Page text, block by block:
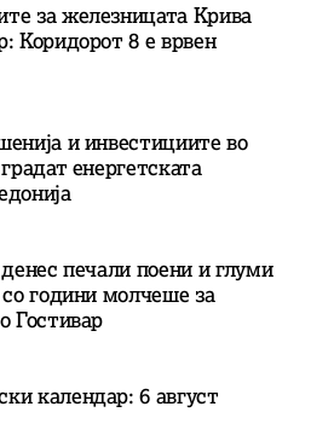
за железницата Крива
Коридорот 8 е врвен
и инвестициите во
енергетската
печали поени и глуми
години молчеше за
Гостивар
календар: 6 август